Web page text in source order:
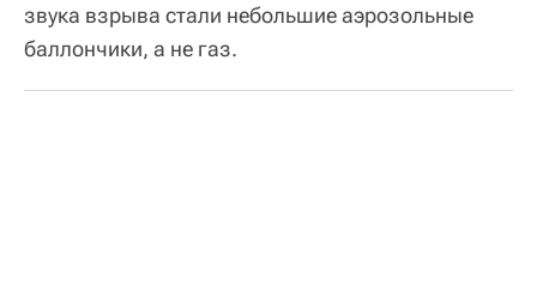
звука взрыва стали небольшие аэрозольные
баллончики, а не газ.